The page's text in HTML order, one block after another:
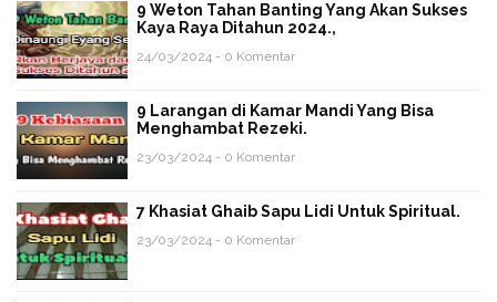
9 Weton Tahan Banting Yang Akan Sukses
Kaya Raya Ditahun 2024.,
24/03/2024 - 0 Komentar
9 Larangan di Kamar Mandi Yang Bisa
Menghambat Rezeki.
23/03/2024 - 0 Komentar
7 Khasiat Ghaib Sapu Lidi Untuk Spiritual.
23/03/2024 - 0 Komentar